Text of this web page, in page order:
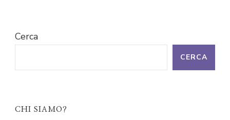
Cerca
CERCA
CHI SIAMO?